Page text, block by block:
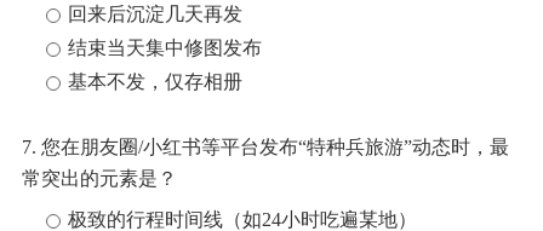
回来后沉淀几天再发
结束当天集中修图发布
基本不发，仅存相册
7. 您在朋友圈/小红书等平台发布“特种兵旅游”动态时，最
常突出的元素是？
极致的行程时间线（如24小时吃遍某地）